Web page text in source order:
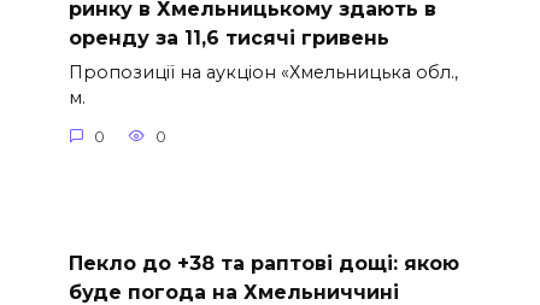
ринку в Хмельницькому здають в
оренду за 11,6 тисячі гривень
Пропозиції на аукціон «Хмельницька обл.,
м.
0 0
Пекло до +38 та раптові дощі: якою
буде погода на Хмельниччині